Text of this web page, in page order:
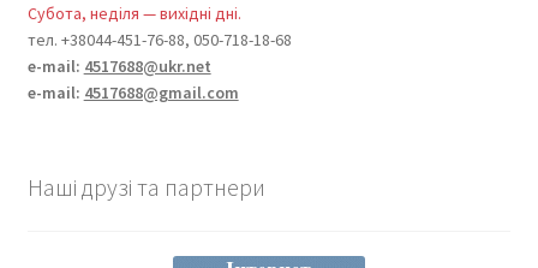
Субота, неділя — вихідні дні.
тел. +38044-451-76-88, 050-718-18-68
e-mail: 4517688@ukr.net
e-mail: 4517688@gmail.com
Наші друзі та партнери